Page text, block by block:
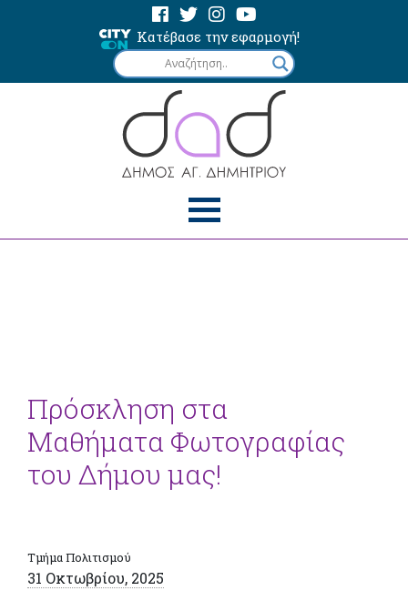
Κατέβασε την εφαρμογή!
Πρόσκληση στα
Μαθήματα Φωτογραφίας
του Δήμου μας!
Τμήμα Πολιτισμού
31 Οκτωβρίου, 2025